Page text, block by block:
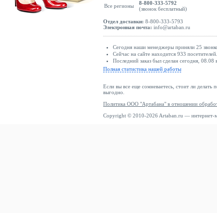
Все регионы
8-800-333-5792
(звонок бесплатный)
Отдел доставки: 8-800-333-5793
Электронная почта: info@artaban.ru
Сегодня наши менеджеры приняли 25
Сейчас на сайте находится 933 посетителей.
Последний заказ был сделан сегодня,
Полная статистика нашей работы
Если вы все еще сомневаетесь, стоит ли делать
выгодно.
Политика ООО "Артабана" в отношении
Copyright © 2010-2026 Artaban.ru — интернет-